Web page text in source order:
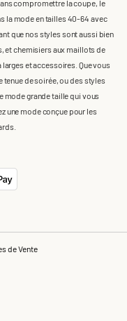
compromettre la coupe, le
la mode en tailles 40-64 avec
que nos styles sont aussi bien
et chemisiers aux maillots de
et accessoires. Que vous
tenue de soirée, ou des styles
mode grande taille qui vous
une mode conçue pour les
de Vente